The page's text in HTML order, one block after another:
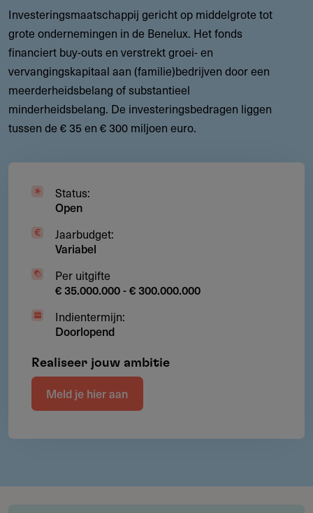
Investeringsmaatschappij gericht op middelgrote tot
grote ondernemingen in de Benelux. Het fonds
financiert buy-outs en verstrekt groei- en
vervangingskapitaal aan (familie)bedrijven door een
meerderheidsbelang of substantieel
minderheidsbelang. De investeringsbedragen liggen
tussen de € 35 en € 300 miljoen euro.
Status:
Open
Jaarbudget:
Variabel
Per uitgifte
€ 35.000.000 - € 300.000.000
Indientermijn:
Doorlopend
Realiseer jouw ambitie
Meld je hier aan